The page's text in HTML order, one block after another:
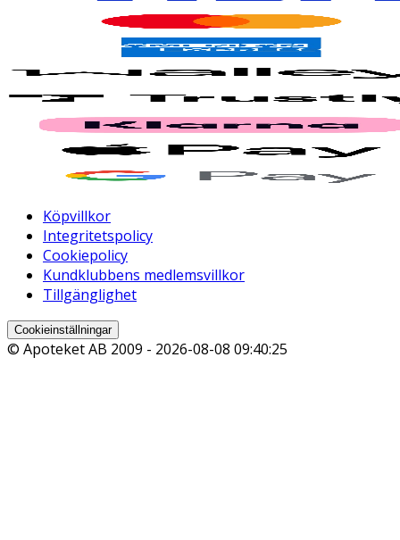
Köpvillkor
Integritetspolicy
Cookiepolicy
Kundklubbens medlemsvillkor
Tillgänglighet
Cookieinställningar
© Apoteket AB 2009 - 2026-08-08 09:40:25